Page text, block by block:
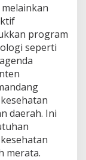
program
seperti
daerah. Ini
merata.